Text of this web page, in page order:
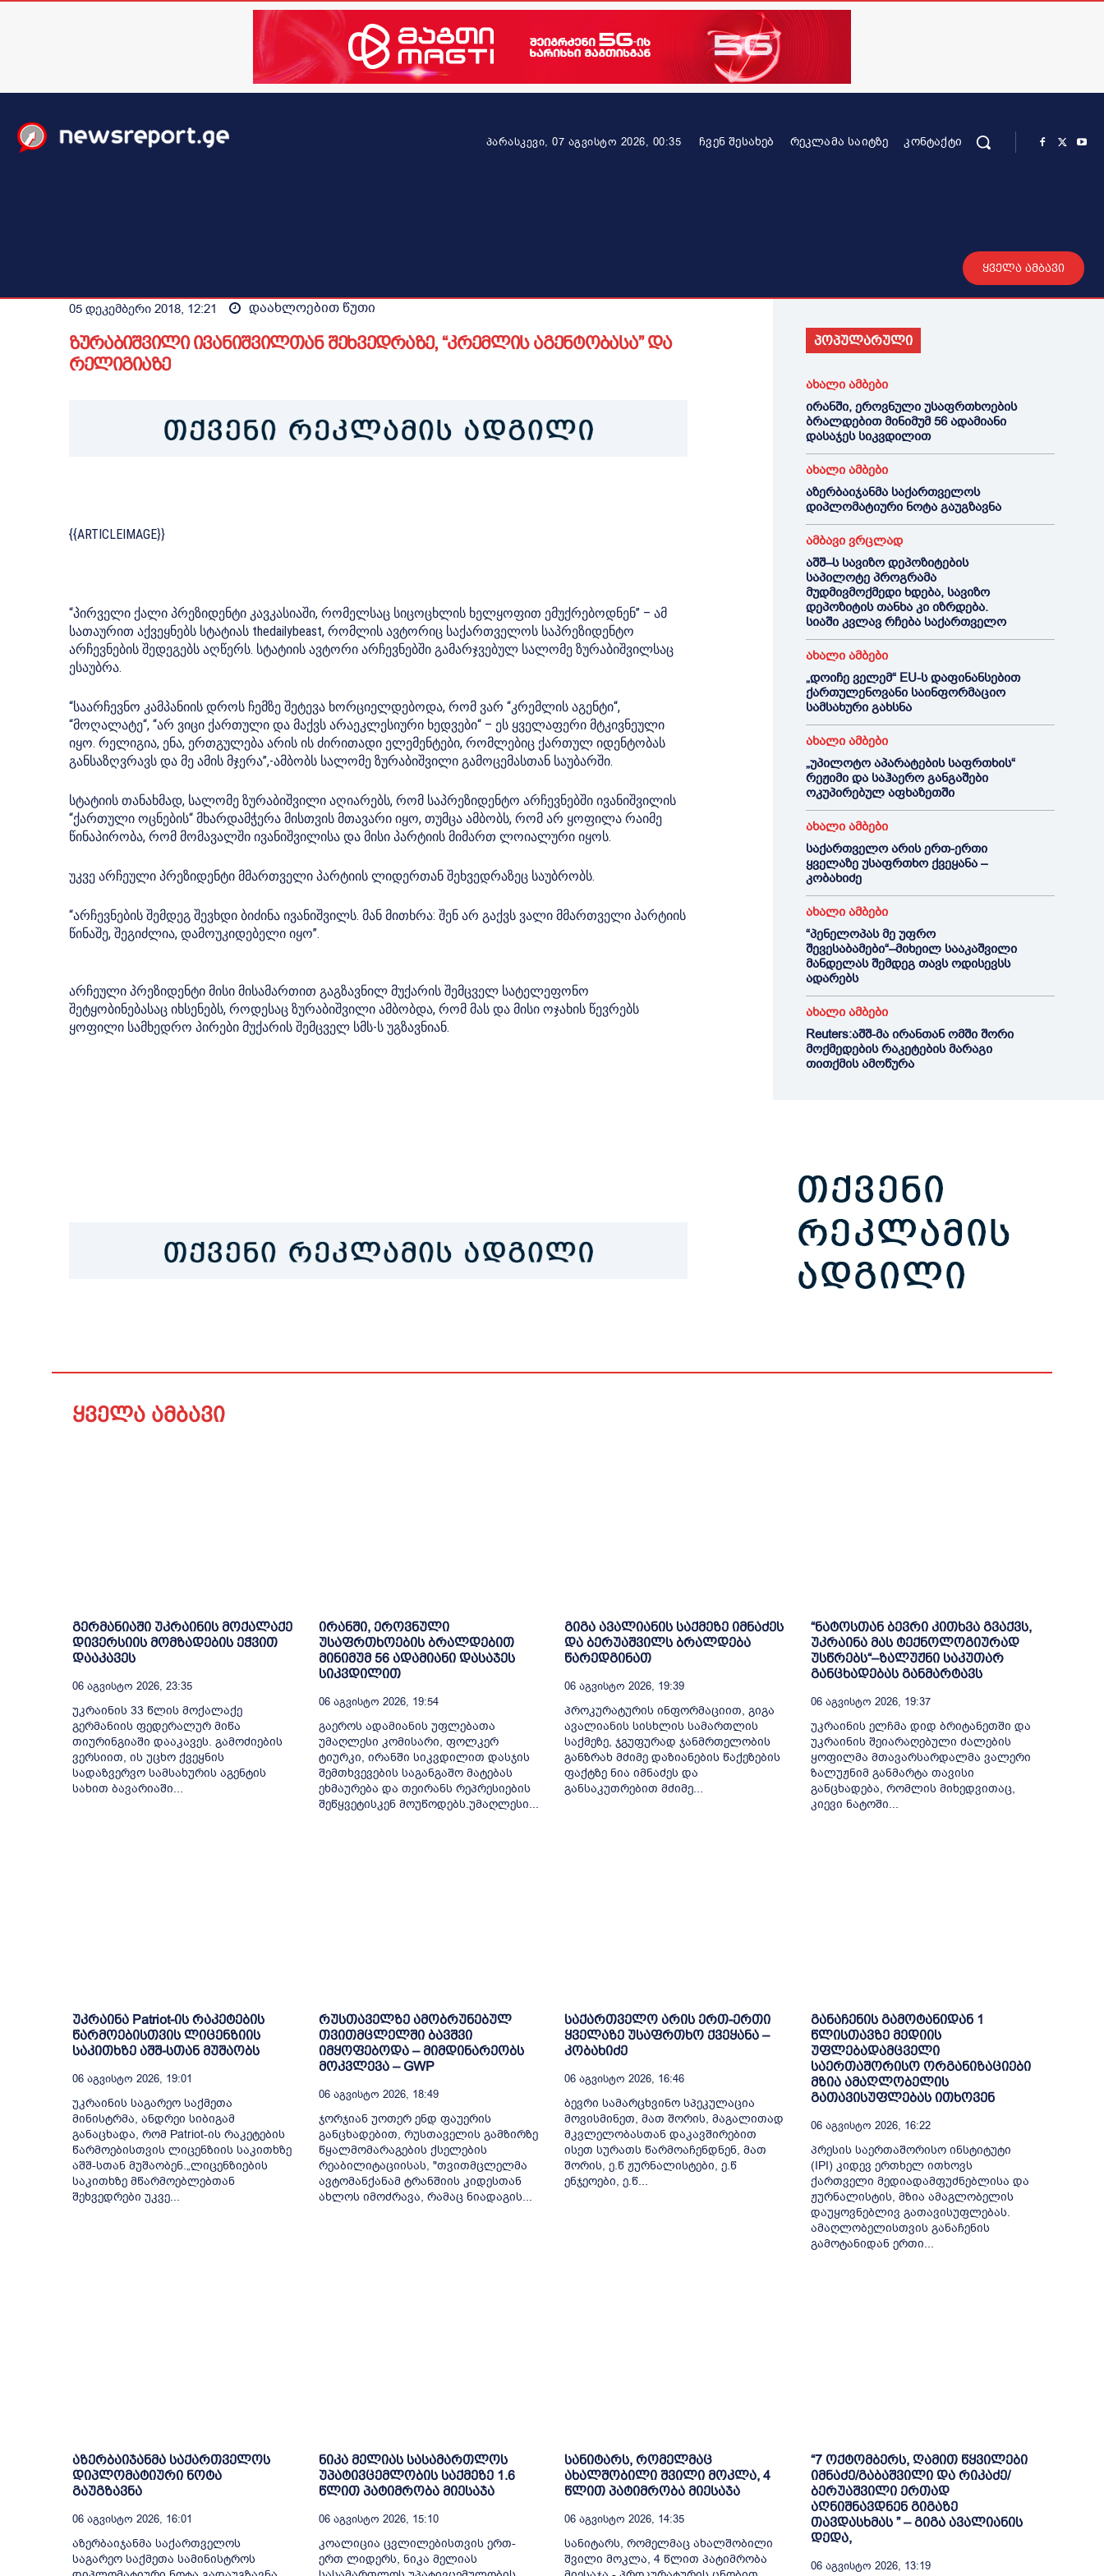
პარასკევი, 07 აგვისტო 2026, 00:35 ᲩᲕᲔᲜ ᲨᲔᲡᲐᲮᲔᲑ ᲠᲔᲙᲚᲐᲛᲐ ᲡᲐᲘᲢᲖᲔ ᲙᲝᲜᲢᲐᲥᲢᲘ
ყველა ამბავი
05 დეკემბერი 2018, 12:21 დაახლოებით წუთი
ზურაბიშვილი ივანიშვილთან შეხვედრაზე, “კრემლის აგენტობასა” და
რელიგიაზე
{{ARTICLEIMAGE}}
“პირველი ქალი პრეზიდენტი კავკასიაში, რომელსაც სიცოცხლის ხელყოფით ემუქრებოდნენ” – ამ
სათაურით აქვეყნებს სტატიას thedailybeast, რომლის ავტორიც საქართველოს საპრეზიდენტო
არჩევნების შედეგებს აღწერს. სტატიის ავტორი არჩევნებში გამარჯვებულ სალომე ზურაბიშვილსაც
ესაუბრა.
“საარჩევნო კამპანიის დროს ჩემზე შეტევა ხორციელდებოდა, რომ ვარ “კრემლის აგენტი“,
“მოღალატე“, “არ ვიცი ქართული და მაქვს არაეკლესიური ხედვები“ – ეს ყველაფერი მტკივნეული
იყო. რელიგია, ენა, ერთგულება არის ის ძირითადი ელემენტები, რომლებიც ქართულ იდენტობას
განსაზღვრავს და მე ამის მჯერა”,-ამბობს სალომე ზურაბიშვილი გამოცემასთან საუბარში.
სტატიის თანახმად, სალომე ზურაბიშვილი აღიარებს, რომ საპრეზიდენტო არჩევნებში ივანიშვილის
“ქართული ოცნების“ მხარდამჭერა მისთვის მთავარი იყო, თუმცა ამბობს, რომ არ ყოფილა რაიმე
წინაპირობა, რომ მომავალში ივანიშვილისა და მისი პარტიის მიმართ ლოიალური იყოს.
უკვე არჩეული პრეზიდენტი მმართველი პარტიის ლიდერთან შეხვედრაზეც საუბრობს.
“არჩევნების შემდეგ შევხდი ბიძინა ივანიშვილს. მან მითხრა: შენ არ გაქვს ვალი მმართველი პარტიის
წინაშე, შეგიძლია, დამოუკიდებელი იყო”.
არჩეული პრეზიდენტი მისი მისამართით გაგზავნილ მუქარის შემცველ სატელეფონო
შეტყობინებასაც იხსენებს, როდესაც ზურაბიშვილი ამბობდა, რომ მას და მისი ოჯახის წევრებს
ყოფილი სამხედრო პირები მუქარის შემცველ სმს-ს უგზავნიან.
პოპულარული
ახალი ამბები
ირანში, ეროვნული უსაფრთხოების
ბრალდებით მინიმუმ 56 ადამიანი
დასაჯეს სიკვდილით
ახალი ამბები
აზერბაიჯანმა საქართველოს
დიპლომატიური ნოტა გაუგზავნა
ამბავი ვრცლად
აშშ–ს სავიზო დეპოზიტების
საპილოტე პროგრამა
მუდმივმოქმედი ხდება, სავიზო
დეპოზიტის თანხა კი იზრდება.
სიაში კვლავ რჩება საქართველო
ახალი ამბები
„დოიჩე ველემ“ EU-ს დაფინანსებით
ქართულენოვანი საინფორმაციო
სამსახური გახსნა
ახალი ამბები
„უპილოტო აპარატების საფრთხის“
რეჟიმი და საჰაერო განგაშები
ოკუპირებულ აფხაზეთში
ახალი ამბები
საქართველო არის ერთ-ერთი
ყველაზე უსაფრთხო ქვეყანა –
კობახიძე
ახალი ამბები
“პენელოპას მე უფრო
შევესაბამები“–მიხეილ სააკაშვილი
მანდელას შემდეგ თავს ოდისევსს
ადარებს
ახალი ამბები
Reuters:აშშ-მა ირანთან ომში შორი
მოქმედების რაკეტების მარაგი
თითქმის ამოწურა
ყველა ამბავი
გერმანიაში უკრაინის მოქალაქე
დივერსიის მომზადების ეჭვით
დააკავეს
06 Აგვისტო 2026, 23:35
უკრაინის 33 წლის მოქალაქე
გერმანიის ფედერალურ მიწა
თიურინგიაში დააკავეს. გამოძიების
ვერსიით, ის უცხო ქვეყნის
სადაზვერვო სამსახურის აგენტის
სახით ბავარიაში...
ირანში, ეროვნული
უსაფრთხოების ბრალდებით
მინიმუმ 56 ადამიანი დასაჯეს
სიკვდილით
06 Აგვისტო 2026, 19:54
გაეროს ადამიანის უფლებათა
უმაღლესი კომისარი, ფოლკერ
ტიურკი, ირანში სიკვდილით დასჯის
შემთხვევების საგანგაშო მატებას
ეხმაურება და თეირანს რეპრესიების
შეწყვეტისკენ მოუწოდებს.უმაღლესი...
გიგა ავალიანის საქმეზე იმნაძეს
და ბერუაშვილს ბრალდება
წარედგინათ
06 Აგვისტო 2026, 19:39
პროკურატურის ინფორმაციით, გიგა
ავალიანის სისხლის სამართლის
საქმეზე, ჯგუფურად ჯანმრთელობის
განზრახ მძიმე დაზიანების წაქეზების
ფაქტზე ნია იმნაძეს და
განსაკუთრებით მძიმე...
“ნატოსთან ბევრი კითხვა გვაქვს,
უკრაინა მას ტექნოლოგიურად
უსწრებს“–ზალუჟნი საკუთარ
განცხადებას განმარტავს
06 Აგვისტო 2026, 19:37
უკრაინის ელჩმა დიდ ბრიტანეთში და
უკრაინის შეიარაღებული ძალების
ყოფილმა მთავარსარდალმა ვალერი
ზალუჟნიმ განმარტა თავისი
განცხადება, რომლის მიხედვითაც,
კიევი ნატოში...
უკრაინა Patriot-ის რაკეტების
წარმოებისთვის ლიცენზიის
საკითხზე აშშ-სთან მუშაობს
06 Აგვისტო 2026, 19:01
უკრაინის საგარეო საქმეთა
მინისტრმა, ანდრეი სიბიგამ
განაცხადა, რომ Patriot-ის რაკეტების
წარმოებისთვის ლიცენზიის საკითხზე
აშშ-სთან მუშაობენ.„ლიცენზიების
საკითხზე მწარმოებლებთან
შეხვედრები უკვე...
რუსთაველზე ამობრუნებულ
თვითმცლელში ბავშვი
იმყოფებოდა – მიმდინარეობს
მოკვლევა – GWP
06 Აგვისტო 2026, 18:49
ჯორჯიან უოთერ ენდ ფაუერის
განცხადებით, რუსთაველის გამზირზე
წყალმომარაგების ქსელების
რეაბილიტაციისას, "თვითმცლელმა
ავტომანქანამ ტრანშიის კიდესთან
ახლოს იმოძრავა, რამაც ნიადაგის...
საქართველო არის ერთ-ერთი
ყველაზე უსაფრთხო ქვეყანა –
კობახიძე
06 Აგვისტო 2026, 16:46
ბევრი სამარცხვინო სპეკულაცია
მოვისმინეთ, მათ შორის, მაგალითად
მკვლელობასთან დაკავშირებით
ისეთ სურათს წარმოაჩენდნენ, მათ
შორის, ე.წ ჟურნალისტები, ე.წ
ენჯეოები, ე.წ...
განაჩენის გამოტანიდან 1
წლისთავზე მედიის
უფლებადამცველი
საერთაშორისო ორგანიზაციები
მზია ამაღლობელის
გათავისუფლებას ითხოვენ
06 Აგვისტო 2026, 16:22
პრესის საერთაშორისო ინსტიტუტი
(IPI) კიდევ ერთხელ ითხოვს
ქართველი მედიადამფუძნებლისა და
ჟურნალისტის, მზია ამაგლობელის
დაუყოვნებლივ გათავისუფლებას.
ამაღლობელისთვის განაჩენის
გამოტანიდან ერთი...
აზერბაიჯანმა საქართველოს
დიპლომატიური ნოტა
გაუგზავნა
06 Აგვისტო 2026, 16:01
აზერბაიჯანმა საქართველოს
საგარეო საქმეთა სამინისტროს
ნიკა მელიას სასამართლოს
უპატივცემლობის საქმეზე 1.6
წლით პატიმრობა მიესაჯა
06 Აგვისტო 2026, 15:10
კოალიცია ცვლილებისთვის ერთ-
ერთ ლიდერს, ნიკა მელიას
სანიტარს, რომელმაც
ახალშობილი შვილი მოკლა, 4
წლით პატიმრობა მიესაჯა
06 Აგვისტო 2026, 14:35
სანიტარს, რომელმაც ახალშობილი
შვილი მოკლა, 4 წლით პატიმრობა
“7 ოქტომბერს, ღამით წყვილები
იმნაძე/გაბაშვილი და რიკაძე/
ბერუაშვილი ერთად
აღნიშნავდნენ გიგაზე
თავდასხმას ” – გიგა ავალიანის
დედა,
06 Აგვისტო 2026, 13:19